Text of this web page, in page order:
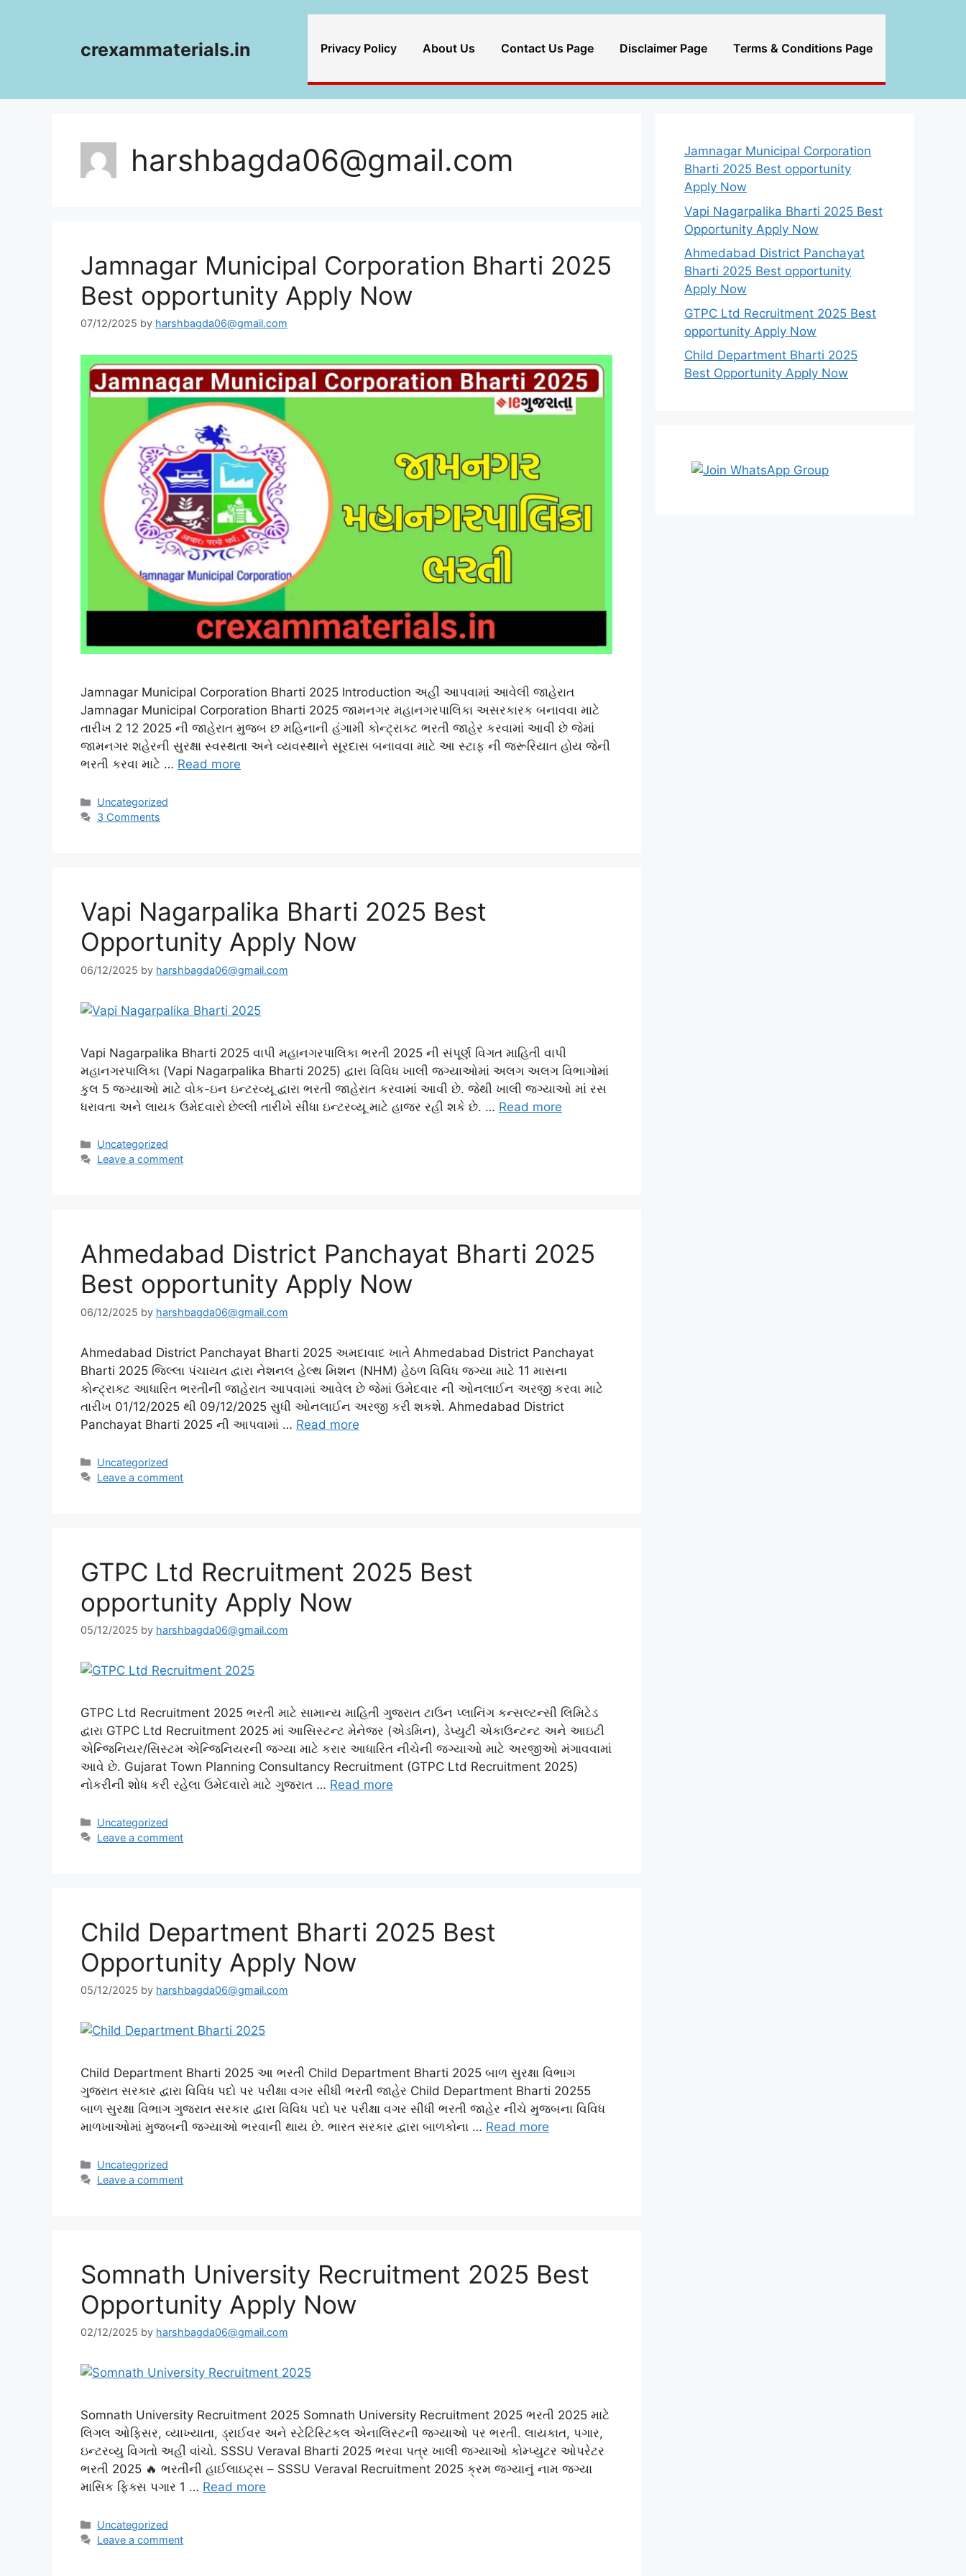
crexammaterials.in Privacy Policy About Us Contact Us Page Disclaimer Page Terms & Conditions Page
harshbagda06@gmail.com
Jamnagar Municipal Corporation Bharti 2025
Best opportunity Apply Now
07/12/2025 by harshbagda06@gmail.com
Jamnagar Municipal Corporation Bharti 2025 Introduction અહીં આપવામાં આવેલી જાહેરાત
Jamnagar Municipal Corporation Bharti 2025 જામનગર મહાનગરપાલિકા અસરકારક બનાવવા માટે
તારીખ 2 12 2025 ની જાહેરાત મુજબ છ મહિનાની હંગામી કોન્ટ્રાક્ટ ભરતી જાહેર કરવામાં આવી છે જેમાં
જામનગર શહેરની સુરક્ષા સ્વસ્થતા અને વ્યવસ્થાને સૂરદાસ બનાવવા માટે આ સ્ટાફ ની જરૂરિયાત હોય જેની
ભરતી કરવા માટે … Read more
Categories
Uncategorized
3 Comments
Vapi Nagarpalika Bharti 2025 Best
Opportunity Apply Now
06/12/2025 by harshbagda06@gmail.com
Vapi Nagarpalika Bharti 2025 વાપી મહાનગરપાલિકા ભરતી 2025 ની સંપૂર્ણ વિગત માહિતી વાપી
મહાનગરપાલિકા (Vapi Nagarpalika Bharti 2025) દ્વારા વિવિધ ખાલી જગ્યાઓમાં અલગ અલગ વિભાગોમાં
કુલ 5 જગ્યાઓ માટે વોક-ઇન ઇન્ટરવ્યૂ દ્વારા ભરતી જાહેરાત કરવામાં આવી છે. જેથી ખાલી જગ્યાઓ માં રસ
ધરાવતા અને લાયક ઉમેદવારો છેલ્લી તારીખે સીધા ઇન્ટરવ્યૂ માટે હાજર રહી શકે છે. … Read more
Categories
Uncategorized
Leave a comment
Ahmedabad District Panchayat Bharti 2025
Best opportunity Apply Now
06/12/2025 by harshbagda06@gmail.com
Ahmedabad District Panchayat Bharti 2025 અમદાવાદ ખાતે Ahmedabad District Panchayat
Bharti 2025 જિલ્લા પંચાયત દ્વારા નેશનલ હેલ્થ મિશન (NHM) હેઠળ વિવિધ જગ્યા માટે 11 માસના
કોન્ટ્રાક્ટ આધારિત ભરતીની જાહેરાત આપવામાં આવેલ છે જેમાં ઉમેદવાર ની ઓનલાઈન અરજી કરવા માટે
તારીખ 01/12/2025 થી 09/12/2025 સુધી ઓનલાઈન અરજી કરી શકશે. Ahmedabad District
Panchayat Bharti 2025 ની આપવામાં … Read more
Categories
Uncategorized
Leave a comment
GTPC Ltd Recruitment 2025 Best
opportunity Apply Now
05/12/2025 by harshbagda06@gmail.com
GTPC Ltd Recruitment 2025 ભરતી માટે સામાન્ય માહિતી ગુજરાત ટાઉન પ્લાનિંગ કન્સલ્ટન્સી લિમિટેડ
દ્વારા GTPC Ltd Recruitment 2025 માં આસિસ્ટન્ટ મેનેજર (એડમિન), ડેપ્યુટી એકાઉન્ટન્ટ અને આઇટી
એન્જિનિયર/સિસ્ટમ એન્જિનિયરની જગ્યા માટે કરાર આધારિત નીચેની જગ્યાઓ માટે અરજીઓ મંગાવવામાં
આવે છે. Gujarat Town Planning Consultancy Recruitment (GTPC Ltd Recruitment 2025)
નોકરીની શોધ કરી રહેલા ઉમેદવારો માટે ગુજરાત … Read more
Categories
Uncategorized
Leave a comment
Child Department Bharti 2025 Best
Opportunity Apply Now
05/12/2025 by harshbagda06@gmail.com
Child Department Bharti 2025 આ ભરતી Child Department Bharti 2025 બાળ સુરક્ષા વિભાગ
ગુજરાત સરકાર દ્વારા વિવિધ પદો પર પરીક્ષા વગર સીધી ભરતી જાહેર Child Department Bharti 20255
બાળ સુરક્ષા વિભાગ ગુજરાત સરકાર દ્વારા વિવિધ પદો પર પરીક્ષા વગર સીધી ભરતી જાહેર નીચે મુજબના વિવિધ
માળખાઓમાં મુજબની જગ્યાઓ ભરવાની થાય છે. ભારત સરકાર દ્વારા બાળકોના … Read more
Categories
Uncategorized
Leave a comment
Somnath University Recruitment 2025 Best
Opportunity Apply Now
02/12/2025 by harshbagda06@gmail.com
Somnath University Recruitment 2025 Somnath University Recruitment 2025 ભરતી 2025 માટે
લિગલ ઓફિસર, વ્યાખ્યાતા, ડ્રાઈવર અને સ્ટેટિસ્ટિકલ એનાલિસ્ટની જગ્યાઓ પર ભરતી. લાયકાત, પગાર,
ઇન્ટરવ્યુ વિગતો અહીં વાંચો. SSSU Veraval Bharti 2025 ભરવા પત્ર ખાલી જગ્યાઓ કોમ્પ્યુટર ઓપરેટર
ભરતી 2025 🔥 ભરતીની હાઈલાઇટ્સ – SSSU Veraval Recruitment 2025 ક્રમ જગ્યાનું નામ જગ્યા
માસિક ફિક્સ પગાર 1 … Read more
Categories
Uncategorized
Leave a comment
Jamnagar Municipal Corporation
Bharti 2025 Best opportunity
Apply Now
Vapi Nagarpalika Bharti 2025 Best
Opportunity Apply Now
Ahmedabad District Panchayat
Bharti 2025 Best opportunity
Apply Now
GTPC Ltd Recruitment 2025 Best
opportunity Apply Now
Child Department Bharti 2025
Best Opportunity Apply Now